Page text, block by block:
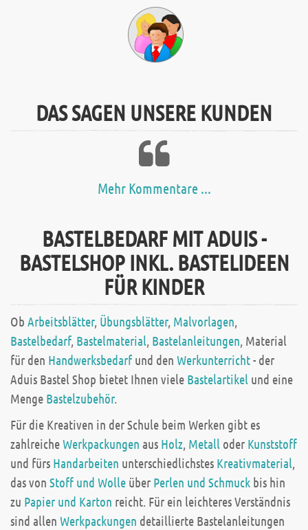
DAS SAGEN UNSERE KUNDEN
Mehr Kommentare ...
BASTELBEDARF MIT ADUIS -
BASTELSHOP INKL. BASTELIDEEN
FÜR KINDER
Ob Arbeitsblätter, Übungsblätter, Malvorlagen,
Bastelbedarf, Bastelmaterial, Bastelanleitungen, Material
für den Handwerksbedarf und den Werkunterricht- der
Aduis Bastel Shop bietet Ihnen viele Bastelartikel und eine
Menge Bastelzubehör.
Für die Kreativen in der Schule beim Werken gibt es
zahlreicheWerkpackungen aus Holz, Metall oder Kunststoff
und fürs Handarbeiten unterschiedlichstes Kreativmaterial,
das von Stoff und Wolle über Perlen und Schmuck bis hin
zu Papier und Karton reicht. Für ein leichteres Verständnis
sind allen Werkpackungen detaillierte Bastelanleitungen